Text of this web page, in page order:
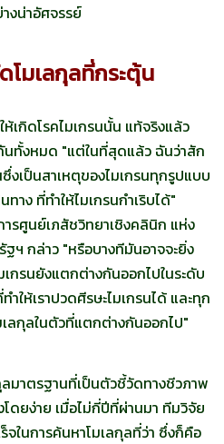
งน่าอัศจรรย์
มเลกุลที่กระตุ้น
เกิดโรคไมเกรนนั้น แท้จริงแล้ว
ทั้งหมด "แต่ในที่สุดแล้ว ฉันว่าสัก
งเป็นสาเหตุของไมเกรนทุกรูปแบบ
าง ที่ทำให้ไมเกรนกำเริบได้"
รศูนย์เภสัชวิทยาเชิงคลินิก แห่ง
ฯ กล่าว "หรือบางทีมันอาจจะยิ่ง
กรนยังแตกต่างกันออกไปในระดับ
ให้เราปวดศีรษะไมเกรนได้ และทุก
กุลในตัวที่แตกต่างกันออกไป"
มาตรฐานที่เป็นตัวชี้วัดทางชีวภาพ
ดยง่าย เมื่อไม่กี่ปีที่ผ่านมา ทีมวิจัย
จในการค้นหาโมเลกุลที่ว่า ซึ่งก็คือ